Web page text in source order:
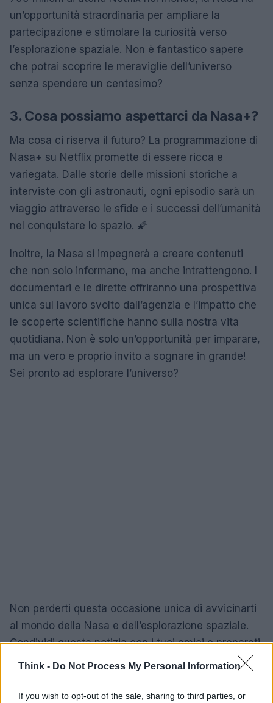
Think - Do Not Process My Personal Information
If you wish to opt-out of the sale, sharing to third parties, or
un’opportunità straordinaria per ampliare la
partecipazione e stimolare la curiosità verso
l’esplorazione spaziale. Non è fantastico sapere
che potrai scoprire le meraviglie dell’universo
senza spendere un centesimo?
3. Cosa possiamo aspettarci da Nasa+?
Ma cosa ci riserva il futuro? La programmazione di
Nasa+ su Netflix promette di essere ricca e
variegata. Dalle storie delle missioni storiche a
interviste con gli astronauti, ogni episodio sarà un
viaggio attraverso le sfide e i successi dell’umanità
nel conquistare lo spazio. 🌠
Inoltre, la Nasa si impegnerà a creare contenuti
che non solo informano, ma anche intrattengono. I
documentari e le dirette offriranno una prospettiva
unica sul lavoro svolto dall’agenzia e l’impatto che
le scoperte scientifiche hanno sulla nostra vita
quotidiana. Non è solo un’opportunità per imparare,
ma un vero e proprio invito a sognare in grande!
Sei pronto ad esplorare l’universo?
Non perderti questa occasione unica di avvicinarti
al mondo della Nasa e dell’esplorazione spaziale.
Condividi questa notizia con i tuoi amici e preparati
a un’estate di avventure straordinarie! 🌍🚀